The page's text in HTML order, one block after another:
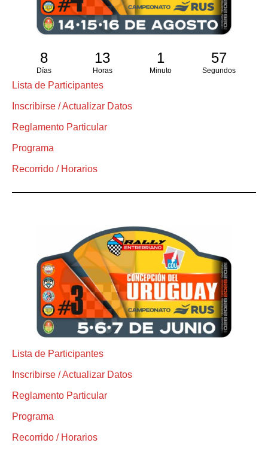
8
Días
13
Horas
1
Minuto
56
Segundos
Lista de Participantes
Inscribirse / Actualizar Datos
Reglamento Particular
Programa
Recorrido / Horarios
Lista de Participantes
Inscribirse / Actualizar Datos
Reglamento Particular
Programa
Recorrido / Horarios